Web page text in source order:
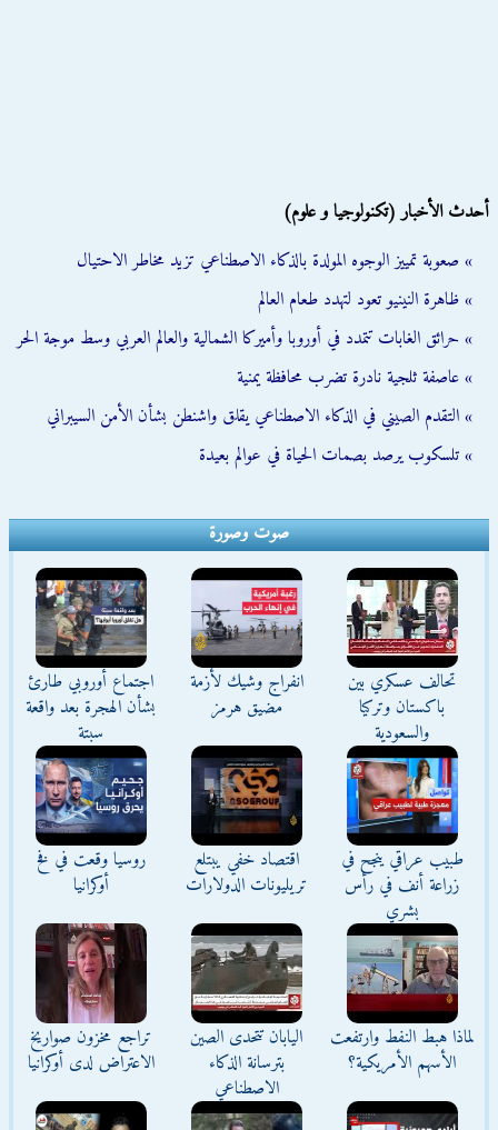
أحدث الأخبار (تكنولوجيا و علوم)
» صعوبة تمييز الوجوه المولدة بالذكاء الاصطناعي تزيد مخاطر الاحتيال
» ظاهرة النينيو تعود لتهدد طعام العالم
» حرائق الغابات تتمدد في أوروبا وأميركا الشمالية والعالم العربي وسط موجة الحر
» عاصفة ثلجية نادرة تضرب محافظة يمنية
» التقدم الصيني في الذكاء الاصطناعي يقلق واشنطن بشأن الأمن السيبراني
» تلسكوب يرصد بصمات الحياة في عوالم بعيدة
صوت وصورة
تحالف عسكري بين
باكستان وتركيا
والسعودية
انفراج وشيك لأزمة
مضيق هرمز
اجتماع أوروبي طارئ
بشأن الهجرة بعد واقعة
سبتة
طبيب عراقي ينجح في
زراعة أنف في رأس
بشري
اقتصاد خفي يبتلع
تريليونات الدولارات
روسيا وقعت في فخ
أوكرانيا
لماذا هبط النفط وارتفعت
الأسهم الأمريكية؟
اليابان تتحدى الصين
بترسانة الذكاء
الاصطناعي
تراجع مخزون صواريخ
الاعتراض لدى أوكرانيا